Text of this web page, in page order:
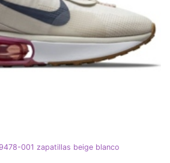
001 zapatillas beige blanco